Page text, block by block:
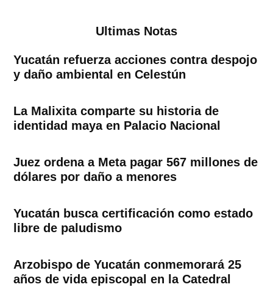
Ultimas Notas
Yucatán refuerza acciones contra despojo
y daño ambiental en Celestún
La Malixita comparte su historia de
identidad maya en Palacio Nacional
Juez ordena a Meta pagar 567 millones de
dólares por daño a menores
Yucatán busca certificación como estado
libre de paludismo
Arzobispo de Yucatán conmemorará 25
años de vida episcopal en la Catedral